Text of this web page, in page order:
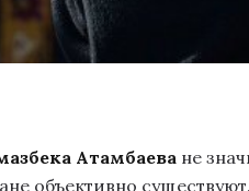
Атамбаева не
объективно